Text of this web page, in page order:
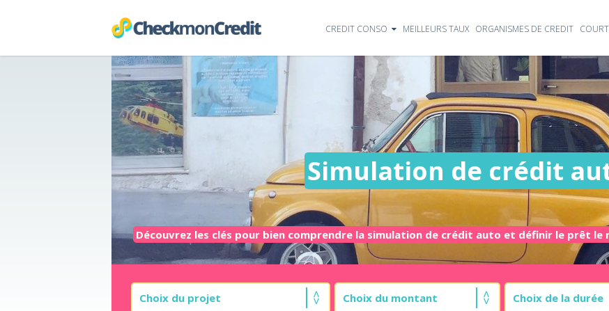
CREDIT CONSO MEILLEURS TAUX ORGANISMES DE CREDIT
Simulation de crédit
Découvrez les clés pour bien comprendre la simulation de crédit auto et définir le prêt